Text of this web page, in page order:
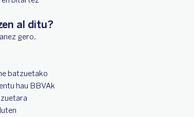
al ditu?
gero,
batzuetako
hau BBVAk